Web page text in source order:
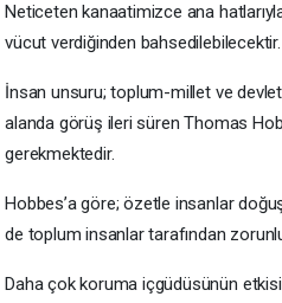
Neticeten kanaatimizce ana
vücut verdiğinden bahsedilebilecektir.
İnsan unsuru; toplum-millet ve
alanda görüş ileri süren Thomas
gerekmektedir.
Hobbes’a göre; özetle insanlar
de toplum insanlar tarafından
Daha çok koruma içgüdüsünün